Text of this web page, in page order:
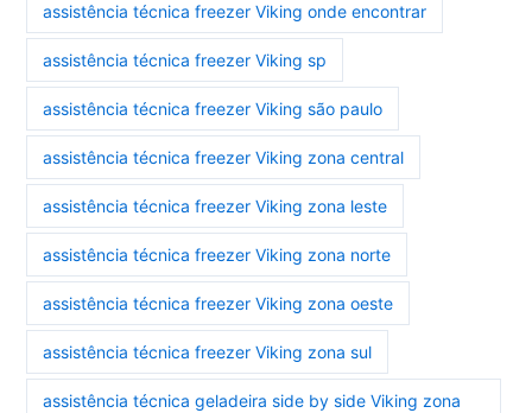
assistência técnica freezer Viking onde encontrar
assistência técnica freezer Viking sp
assistência técnica freezer Viking são paulo
assistência técnica freezer Viking zona central
assistência técnica freezer Viking zona leste
assistência técnica freezer Viking zona norte
assistência técnica freezer Viking zona oeste
assistência técnica freezer Viking zona sul
assistência técnica geladeira side by side Viking zona